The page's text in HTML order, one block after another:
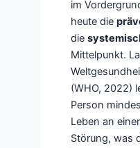
im
heute die
die
Mittelpunkt.
(WHO, 2022)
Person
Leben an
Störung, was